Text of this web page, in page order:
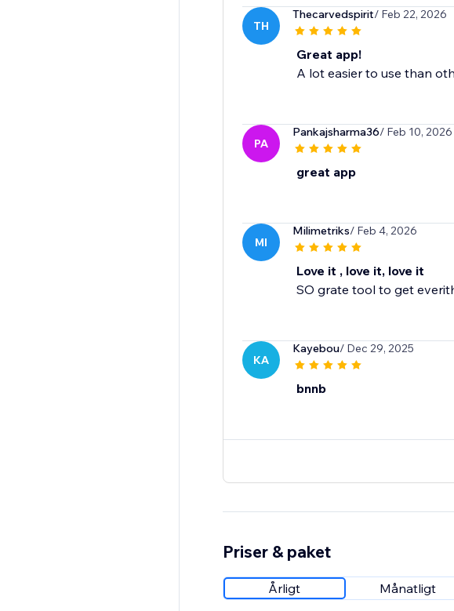
TH
Thecarvedspirit/ Feb 22, 2026
Great app!
A lot easier to use than
PA
Pankajsharma36/ Feb 10, 2026
great app
MI
Milimetriks/ Feb 4, 2026
Love it , love it, love it
SO grate tool to get
KA
Kayebou/ Dec 29, 2025
bnnb
Priser & paket
Årligt Månatligt